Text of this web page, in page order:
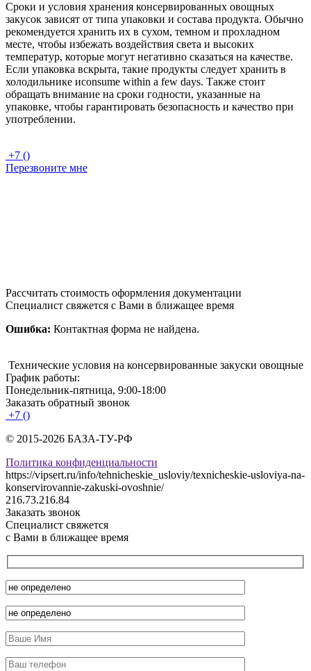
Сроки и условия хранения консервированных овощных
закусок зависят от типа упаковки и состава продукта. Обычно
рекомендуется хранить их в сухом, темном и прохладном
месте, чтобы избежать воздействия света и высоких
температур, которые могут негативно сказаться на качестве.
Если упаковка вскрыта, такие продукты следует хранить в
холодильнике иconsume within a few days. Также стоит
обращать внимание на сроки годности, указанные на
упаковке, чтобы гарантировать безопасность и качество при
употреблении.
+7 ()
Перезвоните мне
Рассчитать стоимость оформления документации
Специалист свяжется с Вами в ближащее время
Ошибка: Контактная форма не найдена.
Технические условия на консервированные закуски овощные
График работы:
Понедельник-пятница, 9:00-18:00
Заказать обратный звонок
+7 ()
© 2015-2026 БАЗА-ТУ-РФ
Политика конфиденциальности
https://vipsert.ru/info/tehnicheskie_usloviy/texnicheskie-usloviya-na-
konservirovannie-zakuski-ovoshnie/
216.73.216.84
Заказать звонок
Специалист свяжется
с Вами в ближащее время